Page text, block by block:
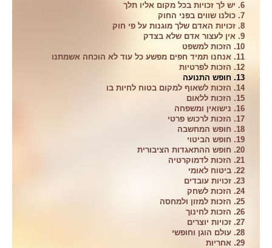
6. יש לך זכויות בכל מקום אליו תלך
7. כולנו שווים בפני החוק
8. זכויות האדם שלך מוגנות על פי חוק
9. אין לעצור אדם שלא בצדק
10. הזכות למשפט
11. אנחנו תמיד חפים מפשע כל עוד לא הוכחה אשמתנו
12. הזכות לפרטיות
13. חופש התנועה
14. הזכות לשאוף למקום בטוח לחיות בו
15. הזכות ללאום
16. נישואין ומשפחה
17. הזכות לרכוש פרטי
18. חופש המחשבה
19. חופש הביטוי
20. חופש ההתאגדות הציבורית
21. הזכות לדמוקרטיה
22. ביטוח לאומי
23. זכויות עובדים
24. הזכות לשחק
25. הזכות למזון ולמחסה
26. הזכות לחינוך
27. זכויות יוצרים
28. עולם הוגן וחופשי
29. אחריות